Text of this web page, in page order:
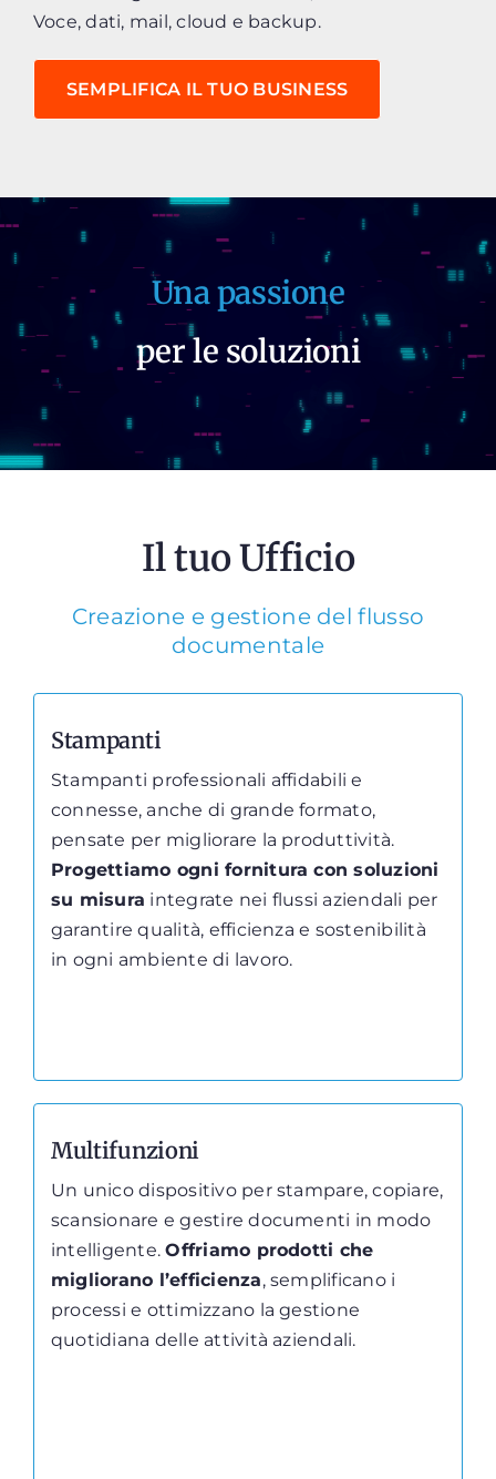
Voce, dati, mail, cloud e backup.
SEMPLIFICA IL TUO BUSINESS
Una passione
per le soluzioni
Il tuo Ufficio
Creazione e gestione del flusso
documentale
Stampanti
Stampanti professionali affidabili e
connesse, anche di grande formato,
pensate per migliorare la produttività.
Progettiamo ogni fornitura con soluzioni
su misura integrate nei flussi aziendali per
garantire qualità, efficienza e sostenibilità
in ogni ambiente di lavoro.
Multifunzioni
Un unico dispositivo per stampare, copiare,
scansionare e gestire documenti in modo
intelligente.Offriamo prodotti che
migliorano l’efficienza, semplificano i
processi e ottimizzano la gestione
quotidiana delle attività aziendali.